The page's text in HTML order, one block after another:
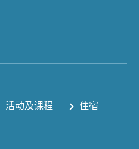
活动及课程
住宿